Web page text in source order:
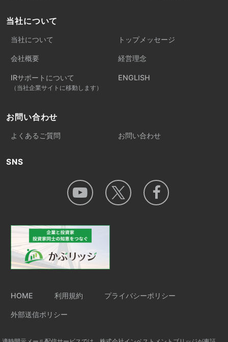
当社について
当社について トップメッセージ
会社概要 経営理念
IRサポートについて
（当社企業サイトに移動します）
ENGLISH
お問い合わせ
よくあるご質問 お問い合わせ
SNS
HOME 利用規約 プライバシーポリシー
外部送信ポリシー